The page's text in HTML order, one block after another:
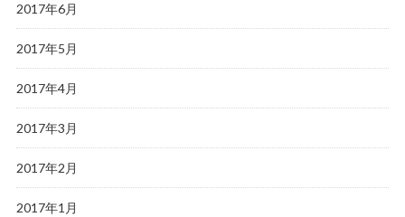
2017年6月
2017年5月
2017年4月
2017年3月
2017年2月
2017年1月